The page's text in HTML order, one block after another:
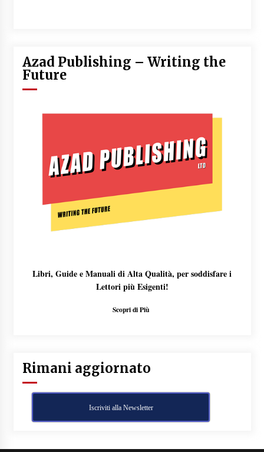
Azad Publishing – Writing the
Future
Libri, Guide e Manuali di Alta Qualità, per soddisfare i
Lettori più Esigenti!
Scopri di Più
Rimani aggiornato
Iscriviti alla Newsletter